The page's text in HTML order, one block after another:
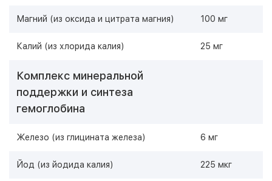
Магний (из оксида и цитрата магния) 100 мг
Калий (из хлорида калия) 25 мг
Комплекс минеральной
поддержки и синтеза
гемоглобина
Железо (из глицината железа) 6 мг
Йод (из йодида калия) 225 мкг